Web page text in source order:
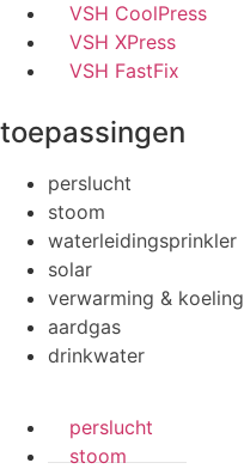
VSH CoolPress
VSH XPress
VSH FastFix
toepassingen
perslucht
stoom
waterleidingsprinkler
solar
verwarming & koeling
aardgas
drinkwater
perslucht
stoom